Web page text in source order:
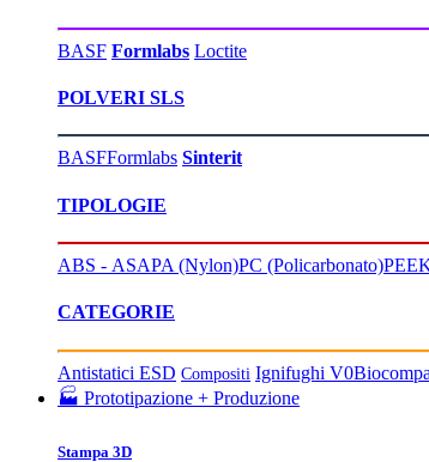
BASF Formlabs Loctite
POLVERI SLS
BASFFormlabs Sinterit
TIPOLOGIE
ABS - ASAPA (Nylon)PC (Policarbonato)
CATEGORIE
Antistatici ESD Compositi Ignifughi V0
🏭 Prototipazione + Produzione
Stampa 3D